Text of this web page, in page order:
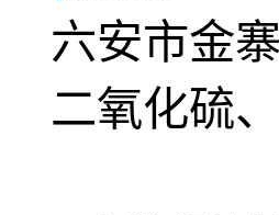
六安市金
二氧化硫